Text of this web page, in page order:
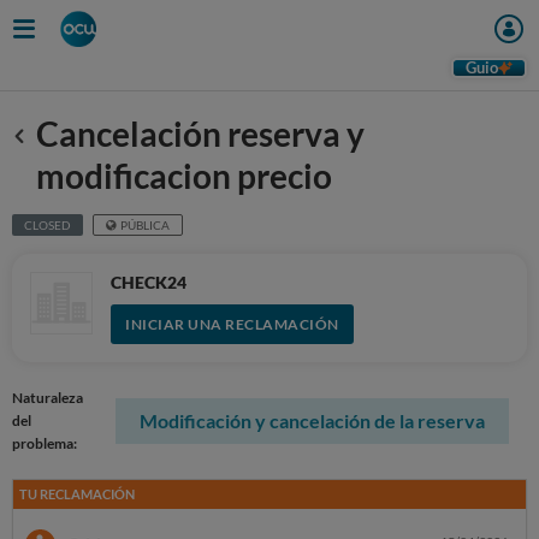
Guio
Anterior
Cancelación reserva y
modificacion precio
CLOSED PÚBLICA
CHECK24
INICIAR UNA RECLAMACIÓN
Naturaleza
del
problema:
Modificación y cancelación de la reserva
TU RECLAMACIÓN